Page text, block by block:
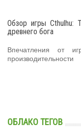
Обзор игры Cthulhu:
древнего бога
Впечатления от
производительности
ОБЛАКО ТЕГОВ